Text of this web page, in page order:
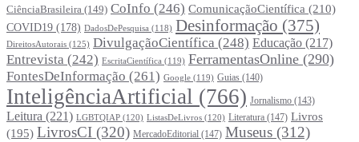
CiênciaBrasileira (149) CoInfo (246) ComunicaçãoCientífica (210)
COVID19 (178) DadosDePesquisa (118) Desinformação (375)
DireitosAutorais (125) DivulgaçãoCientífica (248) Educação (217)
Entrevista (242) EscritaCientífica (119) FerramentasOnline (290)
FontesDeInformação (261) Google (119) Guias (140)
InteligênciaArtificial (766) Jornalismo (143)
Leitura (221) LGBTQIAP (120) ListasDeLivros (120) Literatura (147) Livros
(195) LivrosCI (320) MercadoEditorial (147) Museus (312)